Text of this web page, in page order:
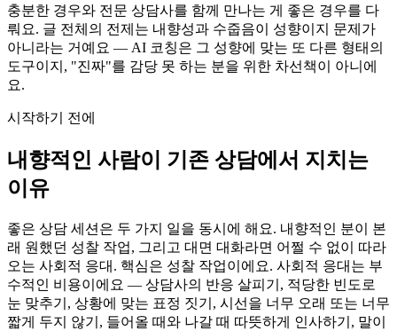
충분한 경우와 전문 상담사를 함께 만나는 게 좋은 경우를 다
뤄요. 글 전체의 전제는 내향성과 수줍음이 성향이지 문제가
아니라는 거예요 — AI 코칭은 그 성향에 맞는 또 다른 형태의
도구이지, "진짜"를 감당 못 하는 분을 위한 차선책이 아니에
요.
시작하기 전에
내향적인 사람이 기존 상담에서 지치는
이유
좋은 상담 세션은 두 가지 일을 동시에 해요. 내향적인 분이 본
래 원했던 성찰 작업, 그리고 대면 대화라면 어쩔 수 없이 따라
오는 사회적 응대. 핵심은 성찰 작업이에요. 사회적 응대는 부
수적인 비용이에요 — 상담사의 반응 살피기, 적당한 빈도로
눈 맞추기, 상황에 맞는 표정 짓기, 시선을 너무 오래 또는 너무
짧게 두지 않기, 들어올 때와 나갈 때 따뜻하게 인사하기, 말이